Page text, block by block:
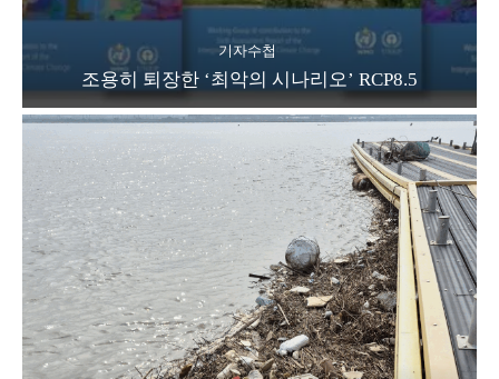
기자수첩
조용히 퇴장한 ‘최악의 시나리오’ RCP8.5